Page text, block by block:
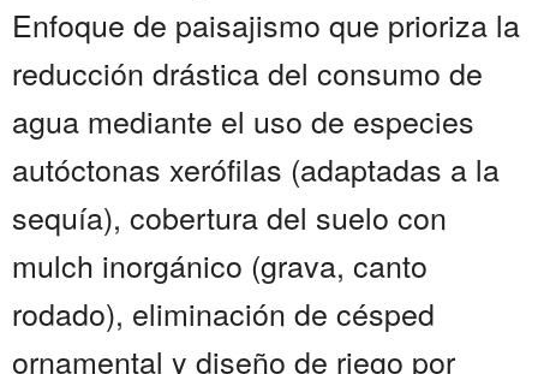
Enfoque de paisajismo que prioriza la
reducción drástica del consumo de
agua mediante el uso de especies
autóctonas xerófilas (adaptadas a la
sequía), cobertura del suelo con
mulch inorgánico (grava, canto
rodado), eliminación de césped
ornamental y diseño de riego por